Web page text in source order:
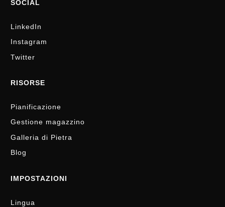
SOCIAL
LinkedIn
Instagram
Twitter
RISORSE
Pianificazione
Gestione magazzino
Galleria di Pietra
Blog
IMPOSTAZIONI
Lingua